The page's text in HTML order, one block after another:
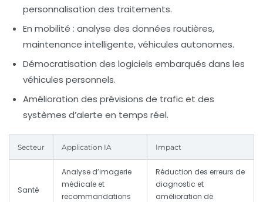
personnalisation des traitements.
En mobilité : analyse des données routières,
maintenance intelligente, véhicules autonomes.
Démocratisation des logiciels embarqués dans les
véhicules personnels.
Amélioration des prévisions de trafic et des
systèmes d’alerte en temps réel.
Secteur Application IA Impact
Santé
Analyse d’imagerie
médicale et
recommandations
Réduction des erreurs de
diagnostic et
amélioration de